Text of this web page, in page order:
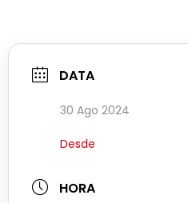
DATA
30 Ago 2024
Desde
HORA